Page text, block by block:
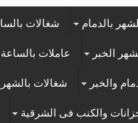
بالدمام شغالات
الخبر عاملات بالساعة
والخبر شغالات بالشهر
والكنب فى الشرقية